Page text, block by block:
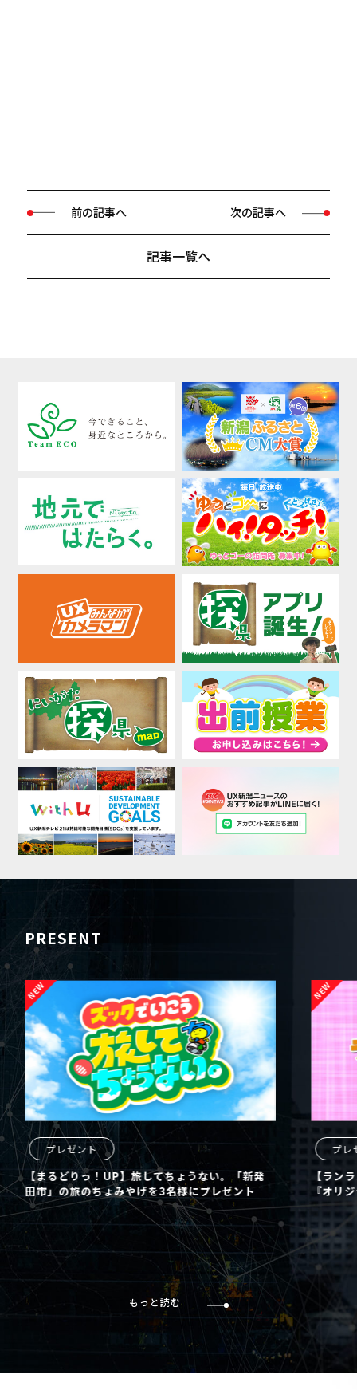
前の記事へ
記事一覧へ
次の記事へ
PRESENT
プレゼント
【まるどりっ！UP】旅してちょうない。「新発
田市」の旅のちょみやげを3名様にプレゼント
プレ
【ラン
『オリ
もっと読む